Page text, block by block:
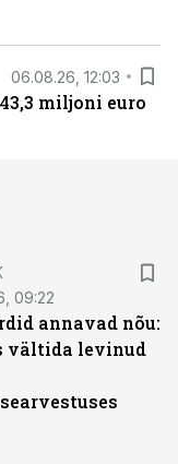
06.08.26, 12:03
miljoni euro
09:22
annavad nõu:
vältida levinud